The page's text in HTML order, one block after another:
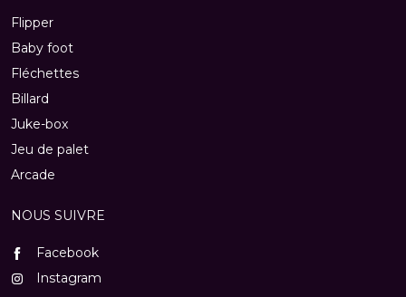
Flipper
Baby foot
Fléchettes
Billard
Juke-box
Jeu de palet
Arcade
NOUS SUIVRE
Facebook
Instagram